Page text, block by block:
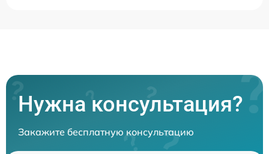
Нужна консультация?
Закажите бесплатную консультацию